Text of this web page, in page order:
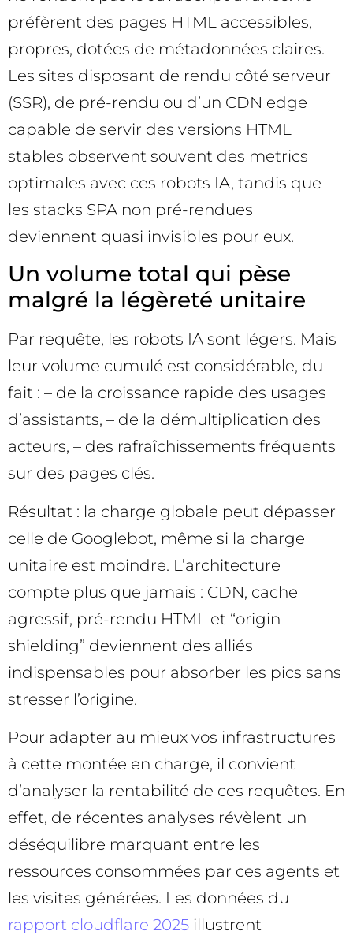
préfèrent des pages HTML accessibles,
propres, dotées de métadonnées claires.
Les sites disposant de rendu côté serveur
(SSR), de pré-rendu ou d’un CDN edge
capable de servir des versions HTML
stables observent souvent des metrics
optimales avec ces robots IA, tandis que
les stacks SPA non pré-rendues
deviennent quasi invisibles pour eux.
Un volume total qui pèse
malgré la légèreté unitaire
Par requête, les robots IA sont légers. Mais
leur volume cumulé est considérable, du
fait : – de la croissance rapide des usages
d’assistants, – de la démultiplication des
acteurs, – des rafraîchissements fréquents
sur des pages clés.
Résultat : la charge globale peut dépasser
celle de Googlebot, même si la charge
unitaire est moindre. L’architecture
compte plus que jamais : CDN, cache
agressif, pré-rendu HTML et “origin
shielding” deviennent des alliés
indispensables pour absorber les pics sans
stresser l’origine.
Pour adapter au mieux vos infrastructures
à cette montée en charge, il convient
d’analyser la rentabilité de ces requêtes. En
effet, de récentes analyses révèlent un
déséquilibre marquant entre les
ressources consommées par ces agents et
les visites générées. Les données du
rapport cloudflare 2025 illustrent